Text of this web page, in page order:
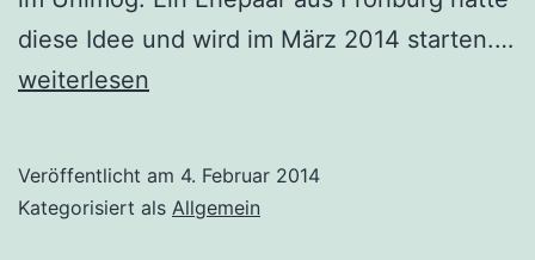
diese Idee und wird im März 2014 starten.…
Um
mit
weiterlesen
Veröffentlicht am 4. Februar 2014
Kategorisiert als Allgemein